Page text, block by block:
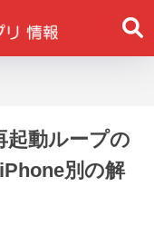
起動ループの
別の解